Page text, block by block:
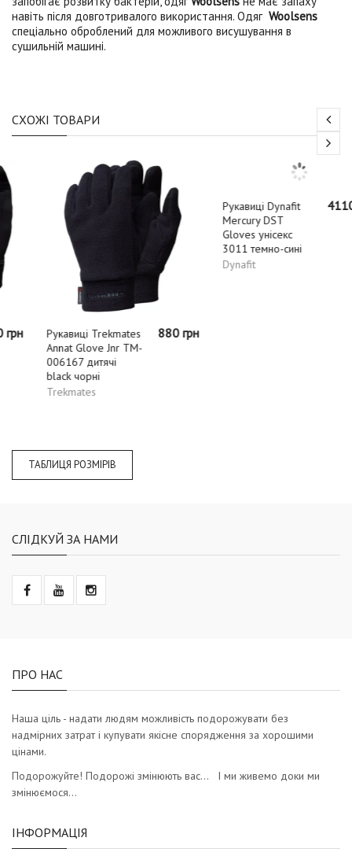
навіть після довготривалого використання. Одяг Woolsens
спеціально оброблений для можливого висушування в
сушильній машині.
СХОЖІ ТОВАРИ
Рукавиці Trekmates
Annat Glove Jnr TM-
006167 дитячі
black чорні
Trekmates
880 грн
Рукавиці Dynafit
ТАБЛИЦЯ РОЗМІРІВ
СЛІДКУЙ ЗА НАМИ
ПРО НАС
Наша ціль - надати людям можливість подорожувати без
надмірних затрат і купувати якісне спорядження за хорошими
цінами.
Подорожуйте! Подорожі змінюють вас… І ми живемо доки ми
змінюємося…
ІНФОРМАЦІЯ